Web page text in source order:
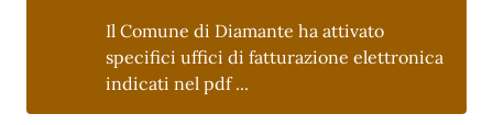
Il Comune di Diamante ha attivato
specifici uffici di fatturazione elettronica
indicati nel pdf ...